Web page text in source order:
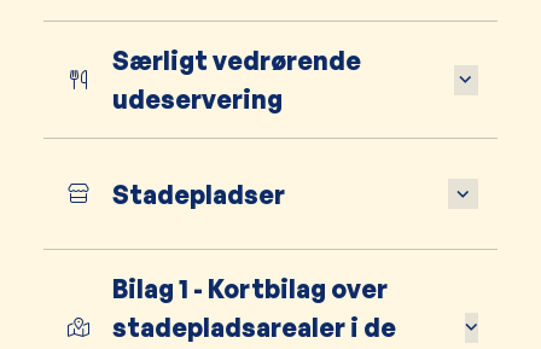
Særligt vedrørende
udeservering
Stadepladser
Bilag 1 - Kortbilag over
stadepladsarealer i de